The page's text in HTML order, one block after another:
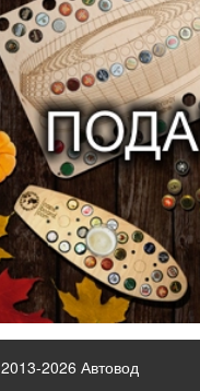
2013-2026 Автовод